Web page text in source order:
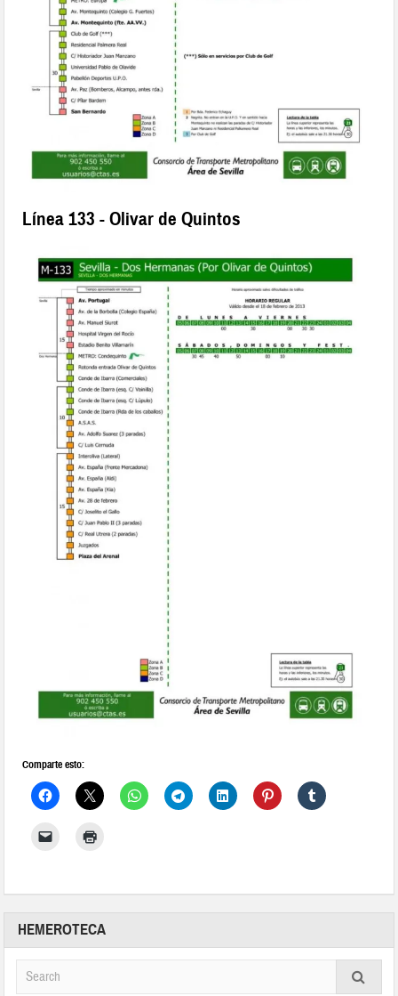
Línea 133 - Olivar de Quintos
Comparte esto:
HEMEROTECA